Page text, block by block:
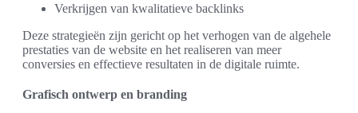
Verkrijgen van kwalitatieve backlinks
Deze strategieën zijn gericht op het verhogen van de algehele
prestaties van de website en het realiseren van meer
conversies en effectieve resultaten in de digitale ruimte.
Grafisch ontwerp en branding